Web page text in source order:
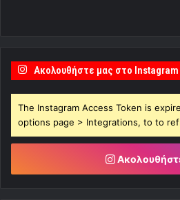
Ακολουθήστε μας στο Instagram
The Instagram Access Token is
options page > Integrations, to to